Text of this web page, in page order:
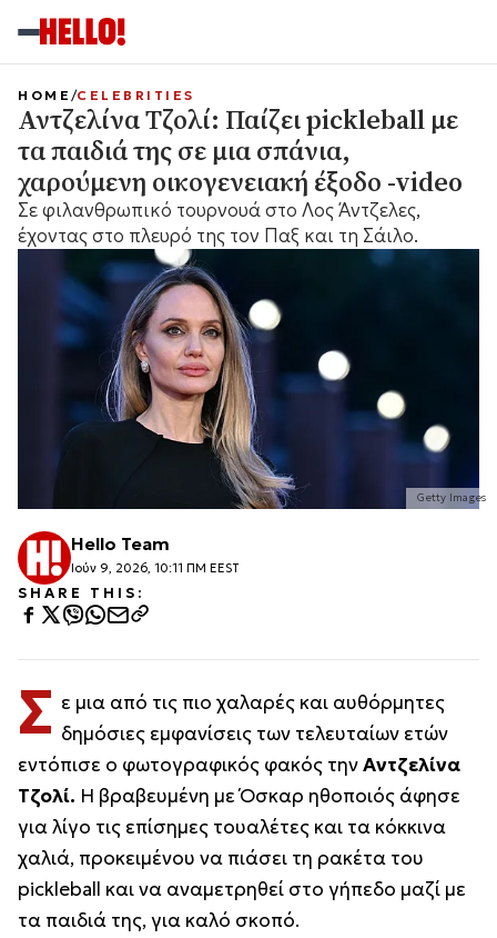
Getty Images
HOME CELEBRITIES
Αντζελίνα Τζολί: Παίζει pickleball με
τα παιδιά της σε μια σπάνια,
χαρούμενη οικογενειακή έξοδο -video
Σε φιλανθρωπικό τουρνουά στο Λος Άντζελες,
έχοντας στο πλευρό της τον Παξ και τη Σάιλο.
Hello Team
Ιούν 9, 2026, 10:11 ΠΜ EEST
SHARE THIS:
Σ ε μια από τις πιο χαλαρές και αυθόρμητες
δημόσιες εμφανίσεις των τελευταίων ετών
εντόπισε ο φωτογραφικός φακός τηνΑντζελίνα
Τζολί. Η βραβευμένη με Όσκαρ ηθοποιός άφησε
για λίγο τις επίσημες τουαλέτες και τα κόκκινα
χαλιά, προκειμένου να πιάσει τη ρακέτα του
pickleball και να αναμετρηθεί στο γήπεδο μαζί με
τα παιδιά της, για καλό σκοπό.